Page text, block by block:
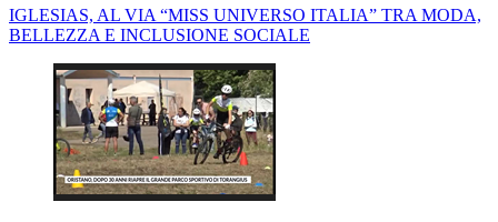
IGLESIAS, AL VIA “MISS UNIVERSO ITALIA” TRA MODA,
BELLEZZA E INCLUSIONE SOCIALE